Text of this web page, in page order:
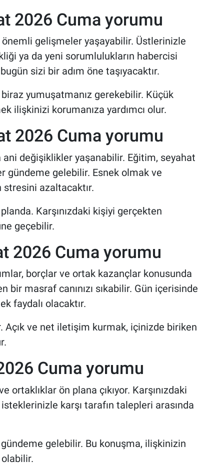
2026 Cuma yorumu
gelişmeler yaşayabilir. Üstlerinizle
ya da yeni sorumlulukların habercisi
sizi bir adım öne taşıyacaktır.
yumuşatmanız gerekebilir. Küçük
ilişkinizi korumanıza yardımcı olur.
2026 Cuma yorumu
değişiklikler yaşanabilir. Eğitim, seyahat
gelebilir. Esnek olmak ve
azaltacaktır.
Karşınızdaki kişiyi gerçekten
geçebilir.
2026 Cuma yorumu
borçlar ve ortak kazançlar konusunda
bir masraf canınızı sıkabilir. Gün içerisinde
faydalı olacaktır.
Açık ve net iletişim kurmak, içinizde biriken
Cuma yorumu
ortaklıklar ön plana çıkıyor. Karşınızdaki
karşı tarafın talepleri arasında
gelebilir. Bu konuşma, ilişkinizin